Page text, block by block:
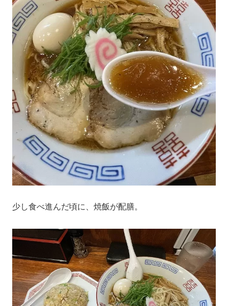
少し食べ進んだ頃に、焼飯が配膳。